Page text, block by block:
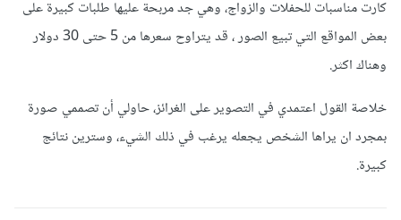
كارت مناسبات للحفلات والزواج، وهي جد مربحة عليها طلبات كبيرة على
بعض المواقع التي تبيع الصور ، قد يتراوح سعرها من 5 حتى 30 دولار
وهناك اكثر.
خلاصة القول اعتمدي في التصوير على الغرائز، حاولي أن تصممي صورة
بمجرد ان يراها الشخص يجعله يرغب في ذلك الشيء، وسترين نتائج
كبيرة.